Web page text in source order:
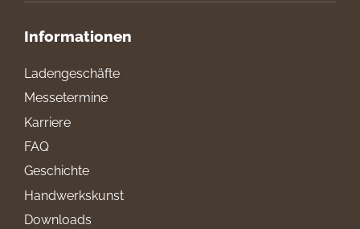
Informationen
Ladengeschäfte
Messetermine
Karriere
FAQ
Geschichte
Handwerkskunst
Downloads